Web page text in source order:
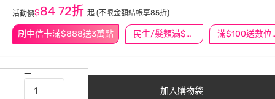
刷中信卡滿$888送3萬點 民生/髮類滿$388送舒潔冰巾 滿
活動價$84 72折 起 (不限金額結帳享85折)
加入購物袋